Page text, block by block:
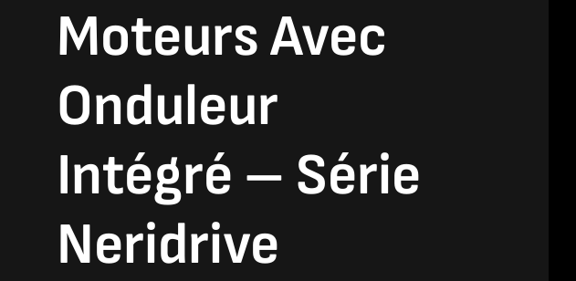
Moteurs Avec
Onduleur
Intégré – Série
Neridrive